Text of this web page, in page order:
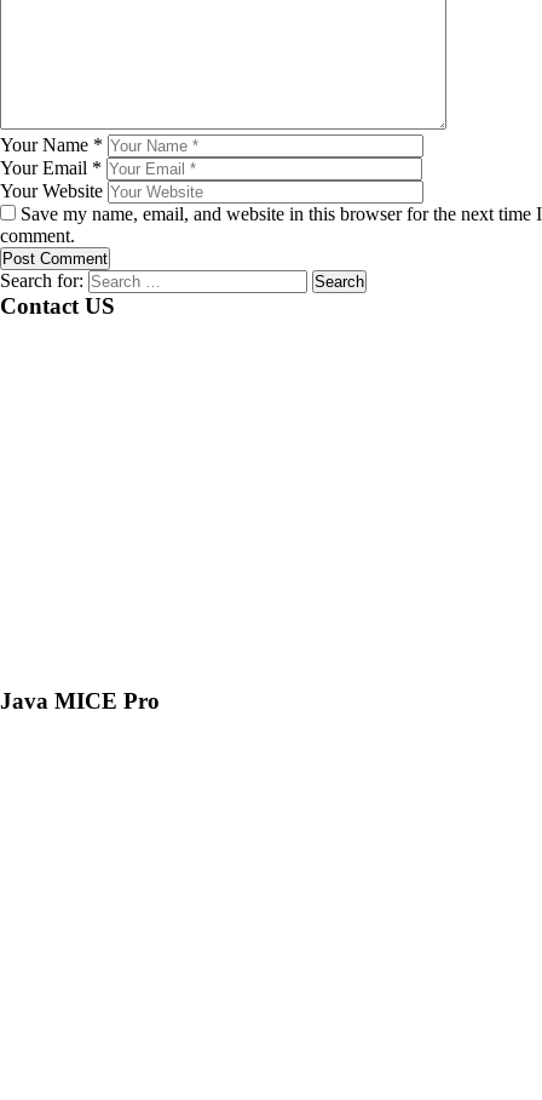
Your Name *
Your Email *
Your Website
Save my name, email, and website in this browser for the next time I
comment.
Search for:
Contact US
Java MICE Pro